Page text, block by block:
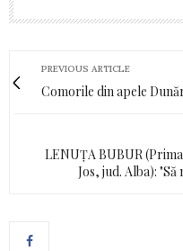
PREVIOUS ARTICLE
Comorile din apele
LENUȚA BUBUR
Jos, jud. Alba):